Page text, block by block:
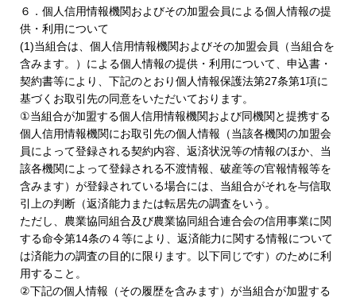
６．個人信用情報機関およびその加盟会員による個人情報の提
供・利用について
(1)当組合は、個人信用情報機関およびその加盟会員（当組合を
含みます。）による個人情報の提供・利用について、申込書・
契約書等により、下記のとおり個人情報保護法第27条第1項に
基づくお取引先の同意をいただいております。
①当組合が加盟する個人信用情報機関および同機関と提携する
個人信用情報機関にお取引先の個人情報（当該各機関の加盟会
員によって登録される契約内容、返済状況等の情報のほか、当
該各機関によって登録される不渡情報、破産等の官報情報等を
含みます）が登録されている場合には、当組合がそれを与信取
引上の判断（返済能力または転居先の調査をいう。
ただし、農業協同組合及び農業協同組合連合会の信用事業に関
する命令第14条の４等により、返済能力に関する情報について
は済能力の調査の目的に限ります。以下同じです）のために利
用すること。
②下記の個人情報（その履歴を含みます）が当組合が加盟する